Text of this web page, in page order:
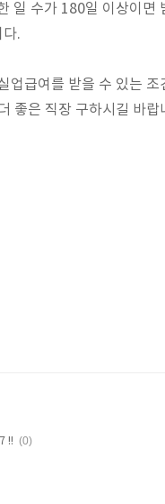
일 수가 180일 이상이면
.
업급여를 받을 수 있는
좋은 직장 구하시길 바랍
!! (0)